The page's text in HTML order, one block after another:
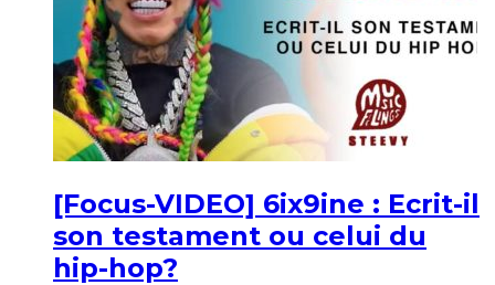
[Focus-VIDEO] 6ix9ine : Ecrit-il
son testament ou celui du
hip-hop?